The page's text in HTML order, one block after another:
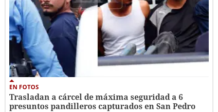
EN FOTOS
Trasladan a cárcel de máxima seguridad a 6
presuntos pandilleros capturados en San Pedro